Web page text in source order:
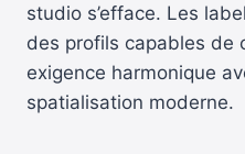
studio s’efface. Les
des profils capables de
exigence harmonique
spatialisation moderne.